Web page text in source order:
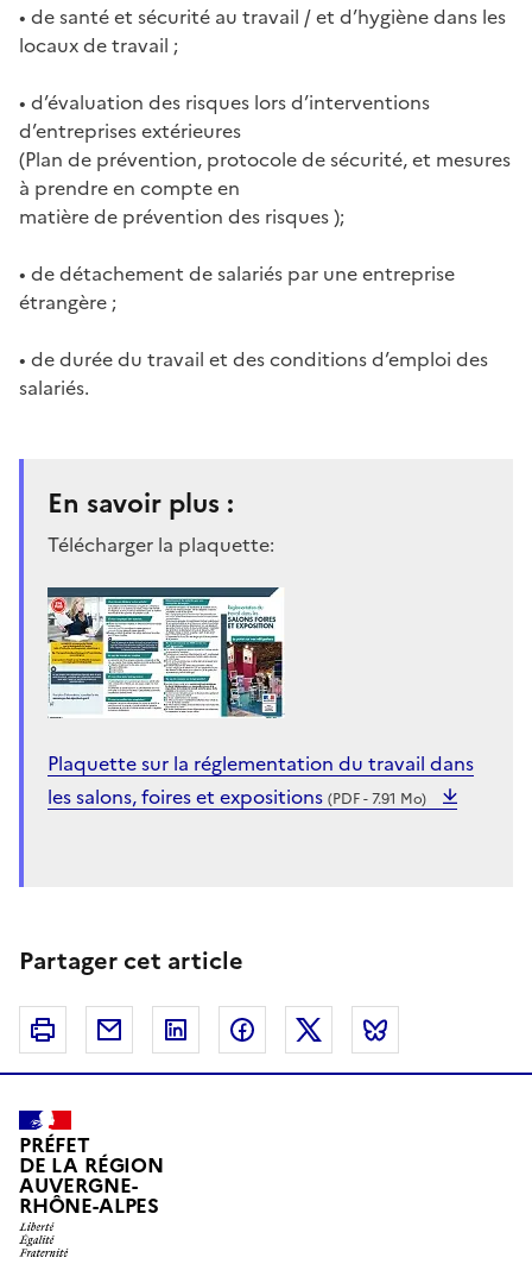
• de santé et sécurité au travail / et d’hygiène dans les
locaux de travail ;
• d’évaluation des risques lors d’interventions
d’entreprises extérieures
(Plan de prévention, protocole de sécurité, et mesures
à prendre en compte en
matière de prévention des risques );
• de détachement de salariés par une entreprise
étrangère ;
• de durée du travail et des conditions d’emploi des
salariés.
En savoir plus :
Télécharger la plaquette:
Plaquette sur la réglementation du travail dans
les salons, foires et expositions (PDF - 7.91 Mo)
Partager cet article
Imprimer Courriel Linkedin FacebookTwitter
PRÉFET
DE LA RÉGION
AUVERGNE-
RHÔNE-ALPES